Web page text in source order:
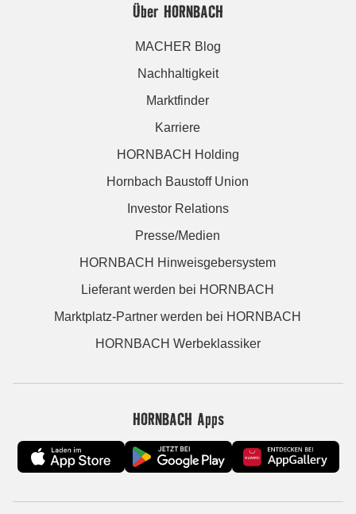
Über HORNBACH
MACHER Blog
Nachhaltigkeit
Marktfinder
Karriere
HORNBACH Holding
Hornbach Baustoff Union
Investor Relations
Presse/Medien
HORNBACH Hinweisgebersystem
Lieferant werden bei HORNBACH
Marktplatz-Partner werden bei HORNBACH
HORNBACH Werbeklassiker
HORNBACH Apps